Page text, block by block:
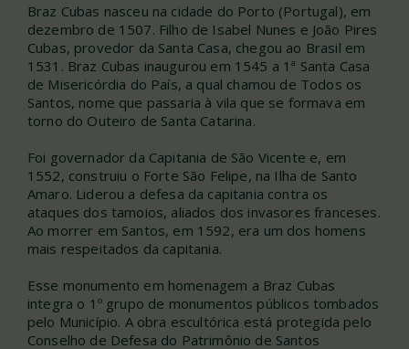
Braz Cubas nasceu na cidade do Porto (Portugal), em
dezembro de 1507. Filho de Isabel Nunes e João Pires
Cubas, provedor da Santa Casa, chegou ao Brasil em
1531. Braz Cubas inaugurou em 1545 a 1ª Santa Casa
de Misericórdia do País, a qual chamou de Todos os
Santos, nome que passaria à vila que se formava em
torno do Outeiro de Santa Catarina.
Foi governador da Capitania de São Vicente e, em
1552, construiu o Forte São Felipe, na Ilha de Santo
Amaro. Liderou a defesa da capitania contra os
ataques dos tamoios, aliados dos invasores franceses.
Ao morrer em Santos, em 1592, era um dos homens
mais respeitados da capitania.
Esse monumento em homenagem a Braz Cubas
integra o 1º grupo de monumentos públicos tombados
pelo Município. A obra escultórica está protegida pelo
Conselho de Defesa do Patrimônio de Santos